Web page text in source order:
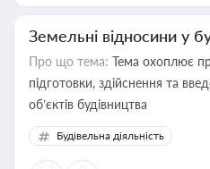
Земельні відносини у
Про що тема: Тема охоплює
підготовки, здійснення та
об’єктів будівництва
Будівельна діяльність